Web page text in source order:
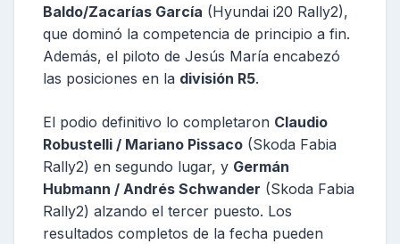
Baldo/Zacarías García (Hyundai i20 Rally2),
que dominó la competencia de principio a fin.
Además, el piloto de Jesús María encabezó
las posiciones en la división R5.
El podio definitivo lo completaron Claudio
Robustelli / Mariano Pissaco (Skoda Fabia
Rally2) en segundo lugar, y Germán
Hubmann / Andrés Schwander (Skoda Fabia
Rally2) alzando el tercer puesto. Los
resultados completos de la fecha pueden